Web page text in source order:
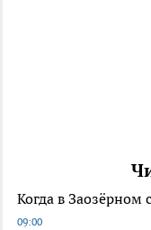
Когда в Заозёрном
09:00